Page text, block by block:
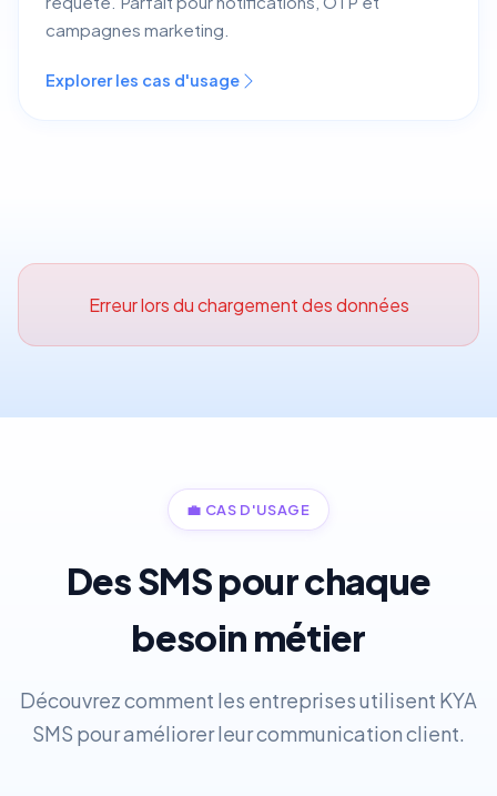
campagnes marketing.
Explorer les cas d'usage
Erreur lors du chargement des données
💼 CAS D'USAGE
Des SMS pour chaque
besoin métier
Découvrez comment les entreprises utilisent KYA
SMS pour améliorer leur communication client.